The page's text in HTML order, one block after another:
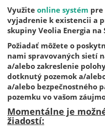
Využite online systém pre
vyjadrenie k existencii a
skupiny Veolia Energia na
Požiadať môžete o
nami spravovaných sietí
a/alebo zakreslenie
dotknutý pozemok a/
a/alebo bezpečnostného
pozemku vo vašom
Momentálne je
žiadostí: